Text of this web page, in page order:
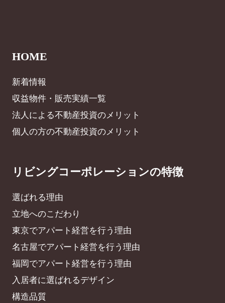
HOME
新着情報
収益物件・販売実績一覧
法人による不動産投資のメリット
個人の方の不動産投資のメリット
リビングコーポレーションの特徴
選ばれる理由
立地へのこだわり
東京でアパート経営を行う理由
名古屋でアパート経営を行う理由
福岡でアパート経営を行う理由
入居者に選ばれるデザイン
構造品質